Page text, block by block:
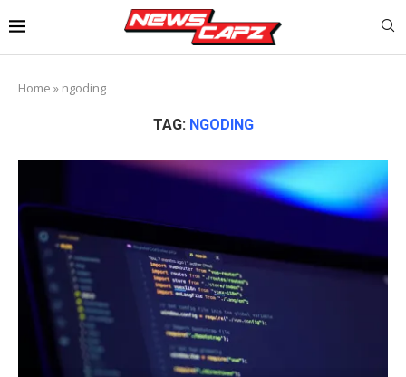
Home » ngoding
TAG: NGODING